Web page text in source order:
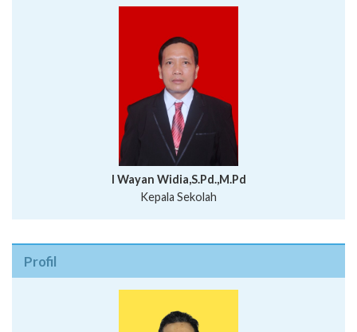
I Wayan Widia,S.Pd.,M.Pd
Kepala Sekolah
Profil